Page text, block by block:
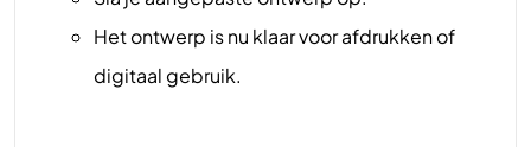
Het ontwerp is nu klaar voor afdrukken of
digitaal gebruik.